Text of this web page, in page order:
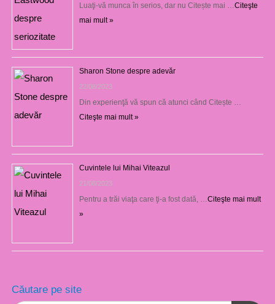
Luaţi-vă munca în serios, dar nu Citește mai … Citeşte
mai mult »
Sharon Stone despre adevăr
22/08/2023
Din experienţă vă spun că atunci când Citește …
Citeşte mai mult »
Cuvintele lui Mihai Viteazul
21/08/2023
Pentru a trăi viaţa care ţi-a fost dată, … Citeşte mai mult
»
Căutare pe site